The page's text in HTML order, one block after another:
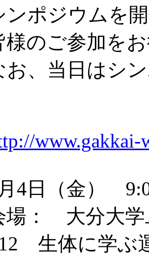
ンポジウムを
様のご参加を
お、当日はシ
www.gakkai-
4日（金）
場： 大分大学
生体に学ぶ